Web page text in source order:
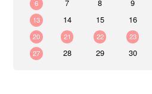
6
7 8 9
13
14 15 16
20
21 22 23
27
28 29 30